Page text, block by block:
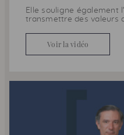
Elle souligne également
transmettre des valeurs
Voir la vidéo